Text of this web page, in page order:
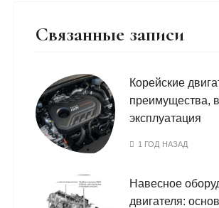
Связанные записи
Корейские
преимущества,
эксплуатация
1 ГОД НАЗАД
Навесное
двигателя: